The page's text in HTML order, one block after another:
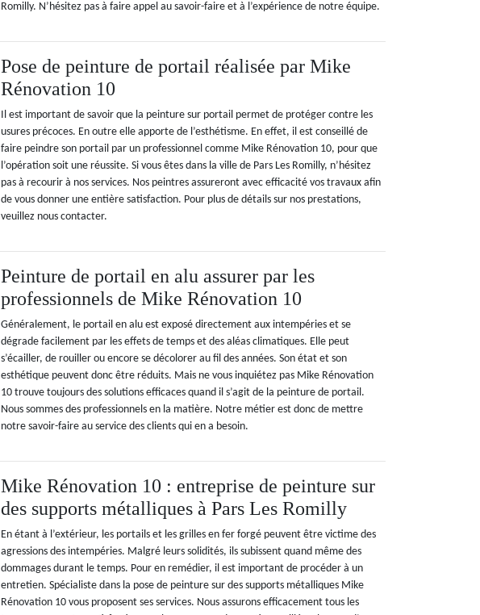
Romilly. N’hésitez pas à faire appel au savoir-faire et à l’expérience de notre équipe.
Pose de peinture de portail réalisée par Mike
Rénovation 10
Il est important de savoir que la peinture sur portail permet de protéger contre les
usures précoces. En outre elle apporte de l’esthétisme. En effet, il est conseillé de
faire peindre son portail par un professionnel comme Mike Rénovation 10, pour que
l’opération soit une réussite. Si vous êtes dans la ville de Pars Les Romilly, n’hésitez
pas à recourir à nos services. Nos peintres assureront avec efficacité vos travaux afin
de vous donner une entière satisfaction. Pour plus de détails sur nos prestations,
veuillez nous contacter.
Peinture de portail en alu assurer par les
professionnels de Mike Rénovation 10
Généralement, le portail en alu est exposé directement aux intempéries et se
dégrade facilement par les effets de temps et des aléas climatiques. Elle peut
s’écailler, de rouiller ou encore se décolorer au fil des années. Son état et son
esthétique peuvent donc être réduits. Mais ne vous inquiétez pas Mike Rénovation
10 trouve toujours des solutions efficaces quand il s’agit de la peinture de portail.
Nous sommes des professionnels en la matière. Notre métier est donc de mettre
notre savoir-faire au service des clients qui en a besoin.
Mike Rénovation 10 : entreprise de peinture sur
des supports métalliques à Pars Les Romilly
En étant à l’extérieur, les portails et les grilles en fer forgé peuvent être victime des
agressions des intempéries. Malgré leurs solidités, ils subissent quand même des
dommages durant le temps. Pour en remédier, il est important de procéder à un
entretien. Spécialiste dans la pose de peinture sur des supports métalliques Mike
Rénovation 10 vous proposent ses services. Nous assurons efficacement tous les